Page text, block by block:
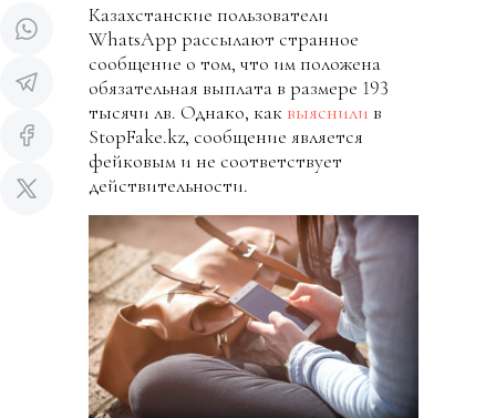
Казахстанские пользователи
WhatsApp рассылают странное
сообщение о том, что им положена
обязательная выплата в размере 193
тысячи лв. Однако, как выяснили в
StopFake.kz, сообщение является
фейковым и не соответствует
действительности.